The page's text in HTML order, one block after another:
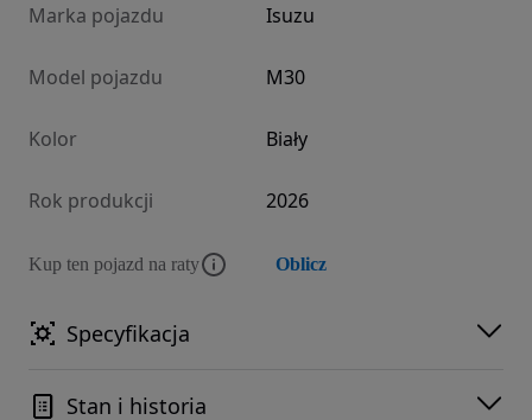
Marka pojazdu Isuzu
Model pojazdu M30
Kolor Biały
Rok produkcji 2026
Kup ten pojazd na raty Oblicz
Specyfikacja
Stan i historia